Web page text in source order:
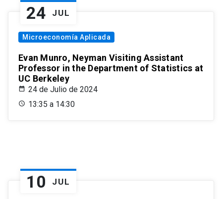
24 JUL
Microeconomía Aplicada
Evan Munro, Neyman Visiting Assistant
Professor in the Department of Statistics at
UC Berkeley
24 de Julio de 2024
13:35 a 14:30
10 JUL